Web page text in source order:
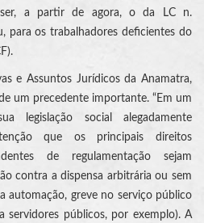
ser, a partir de agora, o da LC n.
para os trabalhadores deficientes do
e Assuntos Jurídicos da Anamatra,
um precedente importante. “Em um
legislação social alegadamente
que os principais direitos
de regulamentação sejam
contra a dispensa arbitrária ou sem
automação, greve no serviço público
servidores públicos, por exemplo). A